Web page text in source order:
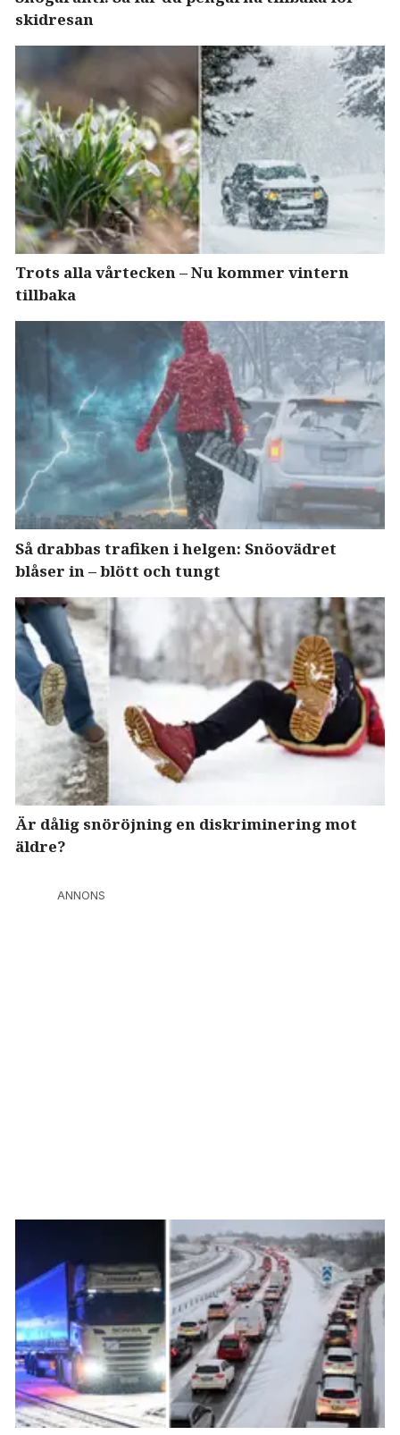
skidresan
Trots alla vårtecken – Nu kommer vintern
tillbaka
Så drabbas trafiken i helgen: Snöovädret
blåser in – blött och tungt
Är dålig snöröjning en diskriminering mot
äldre?
ANNONS